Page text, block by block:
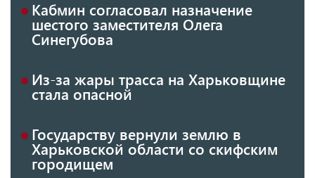
Кабмин согласовал назначение
шестого заместителя Олега
Синегубова
Из-за жары трасса на Харьковщине
стала опасной
Государству вернули землю в
Харьковской области со скифским
городищем